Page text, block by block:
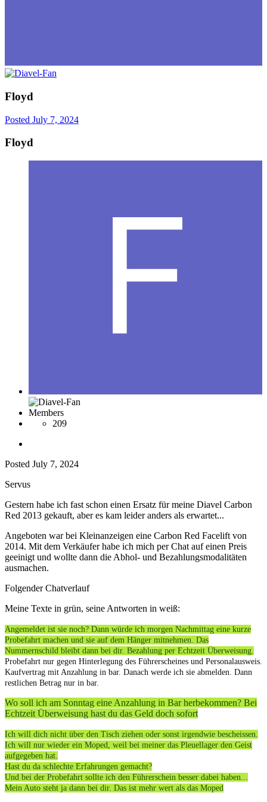
Floyd
Posted July 7, 2024
Floyd
Members
209
Posted July 7, 2024
Servus
Gestern habe ich fast schon einen Ersatz für meine Diavel Carbon
Red 2013 gekauft, aber es kam leider anders als erwartet...
Angeboten war bei Kleinanzeigen eine Carbon Red Facelift von
2014. Mit dem Verkäufer habe ich mich per Chat auf einen Preis
geeinigt und wollte dann die Abhol- und Bezahlungsmodalitäten
ausmachen.
Folgender Chatverlauf
Meine Texte in grün, seine Antworten in weiß:
Angemeldet ist sie noch? Dann würde ich morgen Nachmittag eine kurze
Probefahrt machen und sie auf dem Hänger mitnehmen. Das
Nummernschild bleibt dann bei dir. Bezahlung per Echtzeit Überweisung.
Probefahrt nur gegen Hinterlegung des Führerscheines und Personalausweis.
Kaufvertrag mit Anzahlung in bar. Danach werde ich sie abmelden. Dann
restlichen Betrag nur in bar.
Wo soll ich am Sonntag eine Anzahlung in Bar herbekommen? Bei
Echtzeit Überweisung hast du das Geld doch sofort
Ich will dich nicht über den Tisch ziehen oder sonst irgendwie bescheissen.
Ich will nur wieder ein Moped, weil bei meiner das Pleuellager den Geist
aufgegeben hat.
Hast du da schlechte Erfahrungen gemacht?
Und bei der Probefahrt sollte ich den Führerschein besser dabei haben...
Mein Auto steht ja dann bei dir. Das ist mehr wert als das Moped